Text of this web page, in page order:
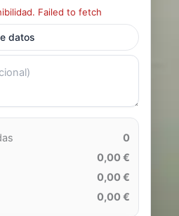
Failed to fetch
datos
0
0,00 €
0,00 €
0,00 €